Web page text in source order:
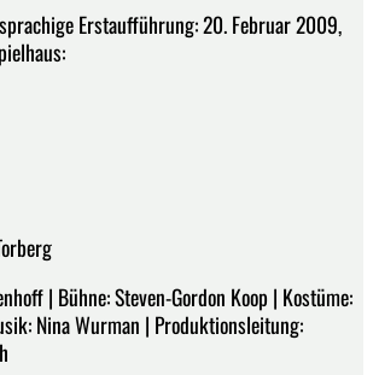
Erstaufführung: 20. Februar 2009,
| Bühne: Steven-Gordon Koop | Kostüme:
Nina Wurman | Produktionsleitung: